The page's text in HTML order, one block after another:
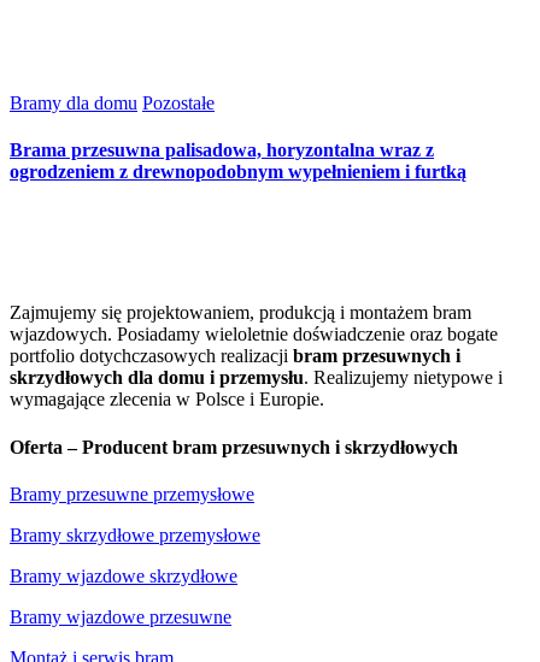
Bramy dla domu Pozostałe
Brama przesuwna palisadowa, horyzontalna wraz z
ogrodzeniem z drewnopodobnym wypełnieniem i furtką
Zajmujemy się projektowaniem, produkcją i montażem bram
wjazdowych. Posiadamy wieloletnie doświadczenie oraz bogate
portfolio dotychczasowych realizacji bram przesuwnych i
skrzydłowych dla domu i przemysłu. Realizujemy nietypowe i
wymagające zlecenia w Polsce i Europie.
Oferta – Producent bram przesuwnych i skrzydłowych
Bramy przesuwne przemysłowe
Bramy skrzydłowe przemysłowe
Bramy wjazdowe skrzydłowe
Bramy wjazdowe przesuwne
Montaż i serwis bram